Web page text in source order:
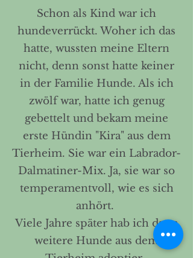
Schon als Kind war ich
hundeverrückt. Woher ich das
hatte, wussten meine Eltern
nicht, denn sonst hatte keiner
in der Familie Hunde. Als ich
zwölf war, hatte ich genug
gebettelt und bekam meine
erste Hündin "Kira" aus dem
Tierheim. Sie war ein Labrador-
Dalmatiner-Mix. Ja, sie war so
temperamentvoll, wie es sich
anhört.
Viele Jahre später hab ich dann
weitere Hunde aus dem